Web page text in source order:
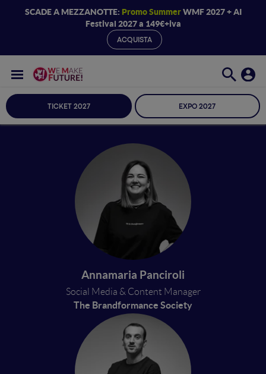
SCADE A MEZZANOTTE: Promo SummerWMF 2027 + AI
Festival 2027 a 149€+iva
ACQUISTA
TICKET 2027 EXPO 2027
Annamaria Panciroli
Social Media & Content Manager
The Brandformance Society